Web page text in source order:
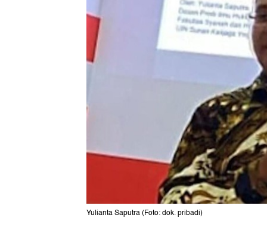
Yulianta Saputra (Foto: dok. pribadi)